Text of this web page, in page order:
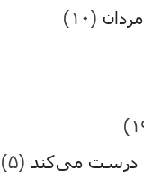
(۱۰)
درست می‌کند (۵)